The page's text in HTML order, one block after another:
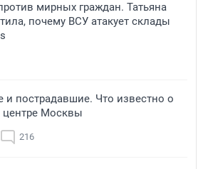
мирных граждан. Татьяна
почему ВСУ атакует склады
и пострадавшие. Что известно о
центре Москвы
216